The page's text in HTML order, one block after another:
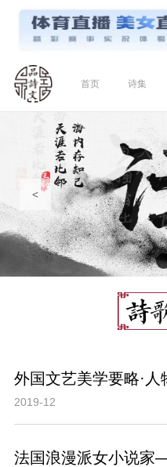
首页 诗集
<
外国文艺美学要略·人
2019-12
法国浪漫派女小说家